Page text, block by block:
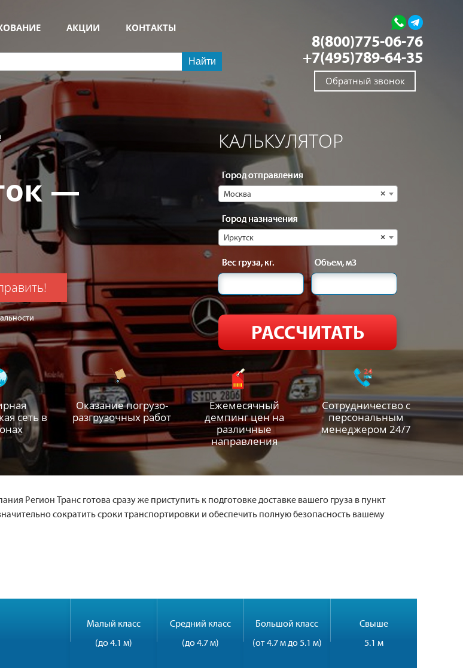
АКЦИИ КОНТАКТЫ
Найти
8(800)775-06-76
+7(495)789-64-35
Обратный звонок
—
КАЛЬКУЛЯТОР
Город отправления
×
Москва
Город назначения
×
Иркутск
Вес груза, кг. Объем, м3
сеть в
Оказание погрузо-
разгрузочных работ
Ежемесячный
демпинг цен на
различные
направления
Сотрудничество с
персональным
менеджером 24/7
Регион Транс готова сразу же приступить к подготовке доставке вашего груза в пункт
сократить сроки транспортировки и обеспечить полную безопасность вашему
Малый класс
(до 4.1 м)
Средний класс
(до 4.7 м)
Большой класс
(от 4.7 м до 5.1 м)
Свыше
5.1 м